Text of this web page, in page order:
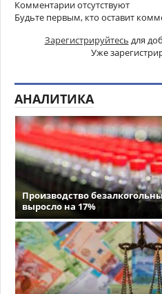
Комментарии отсутствуют
Будьте первым, кто оставит
Зарегистрируйтесь для
Уже
АНАЛИТИКА
Производство
выросло на 17%